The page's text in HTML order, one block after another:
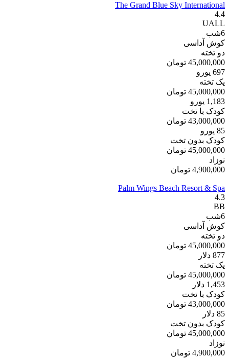
The Grand Blue Sky International
4.4
UALL
6شب
کوش آداسی
دو تخته
45,000,000 تومان
697 یورو
یک تخته
45,000,000 تومان
1,183 یورو
کودک با تخت
43,000,000 تومان
85 یورو
کودک بدون تخت
45,000,000 تومان
نوزاد
4,900,000 تومان
Palm Wings Beach Resort & Spa
4.3
BB
6شب
کوش آداسی
دو تخته
45,000,000 تومان
877 دلار
یک تخته
45,000,000 تومان
1,453 دلار
کودک با تخت
43,000,000 تومان
85 دلار
کودک بدون تخت
45,000,000 تومان
نوزاد
4,900,000 تومان